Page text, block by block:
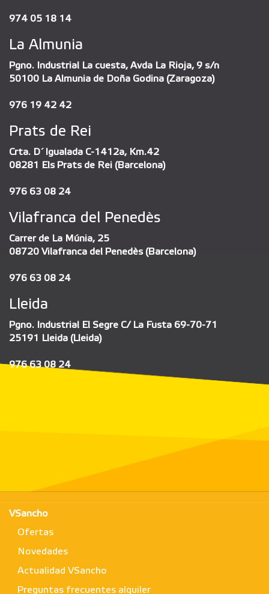
974 05 18 14
La Almunia
Pgno. Industrial La cuesta, Avda La Rioja, 9 s/n
50100 La Almunia de Doña Godina (Zaragoza)
976 19 42 42
Prats de Rei
Crta. D´Igualada C-1412a, Km.42
08281 Els Prats de Rei (Barcelona)
976 63 08 24
Vilafranca del Penedès
Carrer de La Múnia, 25
08720 Vilafranca del Penedès (Barcelona)
976 63 08 24
Lleida
Pgno. Industrial El Segre C/ La Fusta 69-70-71
25191 Lleida (Lleida)
976 63 08 24
VSancho
Ofertas
Novedades
Actualidad VSancho
Preguntas frecuentes alquiler